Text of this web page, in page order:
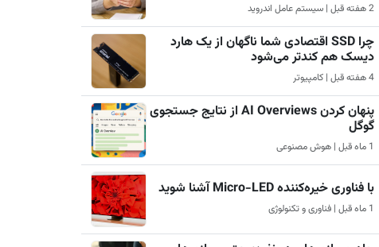
2 هفته قبل | سیستم عامل اندروید
چرا SSD اقتصادی شما ناگهان از یک هارد
دیسک هم کندتر می‌شود
4 هفته قبل | کامپیوتر
پنهان کردن AI Overviews از نتایج جستجوی
گوگل
1 ماه قبل | هوش مصنوعی
با فناوری خیره‌کننده Micro-LED آشنا شوید
1 ماه قبل | فناوری و تکنولوژی